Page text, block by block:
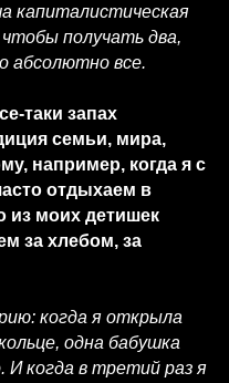
капиталистическая
получать два,
абсолютно все.
таки запах
семьи, мира,
например, когда я с
отдыхаем в
из моих детишек
за хлебом, за
когда я открыла
одна бабушка
И когда в третий раз я